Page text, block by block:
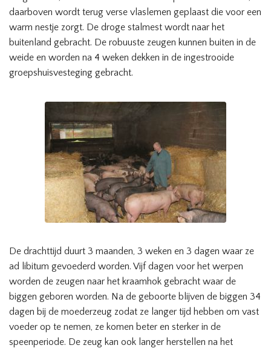
daarboven wordt terug verse vlaslemen geplaast die voor een
warm nestje zorgt. De droge stalmest wordt naar het
buitenland gebracht. De robuuste zeugen kunnen buiten in de
weide en worden na 4 weken dekken in de ingestrooide
groepshuisvesteging gebracht.
De drachttijd duurt 3 maanden, 3 weken en 3 dagen waar ze
ad libitum gevoederd worden. Vijf dagen voor het werpen
worden de zeugen naar het kraamhok gebracht waar de
biggen geboren worden. Na de geboorte blijven de biggen 34
dagen bij de moederzeug zodat ze langer tijd hebben om vast
voeder op te nemen, ze komen beter en sterker in de
speenperiode. De zeug kan ook langer herstellen na het